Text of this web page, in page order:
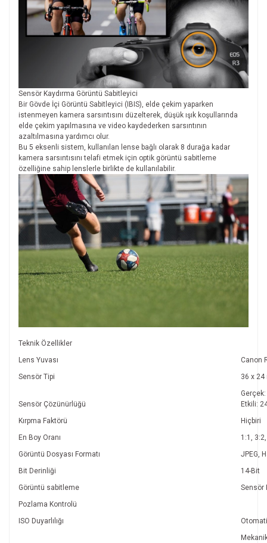
Sensör Kaydırma Görüntü Sabitleyici
Bir Gövde İçi Görüntü Sabitleyici (IBIS), elde çekim yaparken
istenmeyen kamera sarsıntısını düzelterek, düşük ışık koşullarında
elde çekim yapılmasına ve video kaydederken sarsıntının
azaltılmasına yardımcı olur.
Bu 5 eksenli sistem, kullanılan lense bağlı olarak 8 durağa kadar
kamera sarsıntısını telafi etmek için optik görüntü sabitleme
özelliğine sahip lenslerle birlikte de kullanılabilir.
Teknik Özellikler
Lens Yuvası
Canon
Sensör Tipi
36 x 24
Sensör Çözünürlüğü
Etkili:
Kırpma Faktörü
Hiçbiri
En Boy Oranı
1:1,
Görüntü Dosyası Formatı
JPEG,
Bit Derinliği
14-Bit
Görüntü sabitleme
Sensör
Pozlama Kontrolü
ISO Duyarlılığı